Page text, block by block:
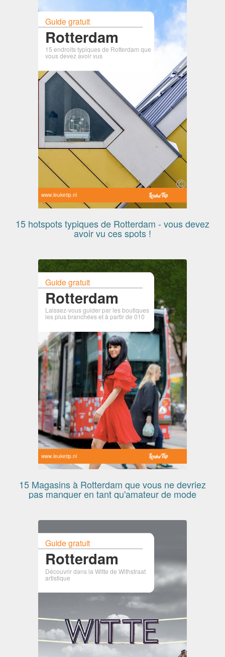
Guide gratuit
Rotterdam
15 endroits typiques de Rotterdam que
vous devez avoir vus
www.leuketip.nl
15 hotspots typiques de Rotterdam - vous devez
avoir vu ces spots !
Guide gratuit
Rotterdam
Laissez-vous guider par les boutiques
les plus branchées et à partir de 010
www.leuketip.nl
15 Magasins à Rotterdam que vous ne devriez
pas manquer en tant qu'amateur de mode
Guide gratuit
Rotterdam
Découvrir dans la Witte de Withstraat
artistique